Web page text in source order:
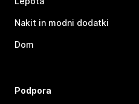
Nakit in modni dodatki
Dom
Podpora